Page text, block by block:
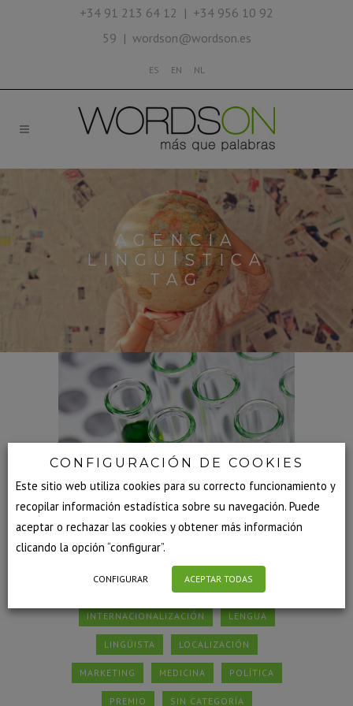
+34 91 213 64 12 | +34 956 10 92
59 | wordson@wordson.es
ES EN NL
AGENCIA
LINGÜÍSTICA
TAG
COMERCIO EXTERIOR
EXPERTOS IDIOMAS
INTERNACIONALIZACIÓN LENGUA
LINGÜISTA LOCALIZACIÓN
MARKETING MEDICINA POLÍTICA
PREMIO SIN CATEGORÍA
CONFIGURACIÓN DE COOKIES
Este sitio web utiliza cookies para su correcto funcionamiento y
recopilar información estadística sobre su navegación. Puede
aceptar o rechazar las cookies y obtener más información
clicando la opción “configurar”.
CONFIGURAR ACEPTAR TODAS